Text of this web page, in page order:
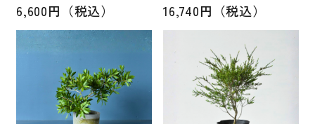
6,600円（税込） 16,740円（税込）